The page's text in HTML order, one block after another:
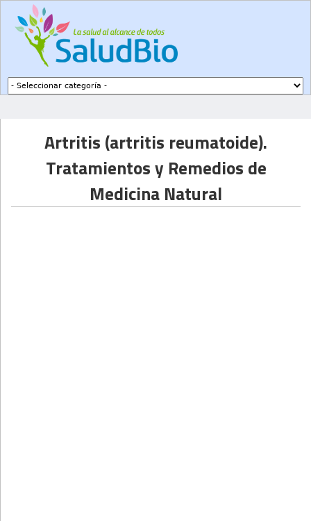
Artritis (artritis reumatoide).
Tratamientos y Remedios de
Medicina Natural